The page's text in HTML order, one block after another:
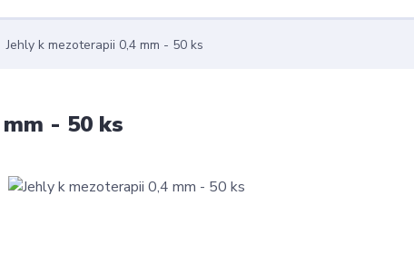
Jehly k mezoterapii 0,4 mm - 50 ks
- 50 ks